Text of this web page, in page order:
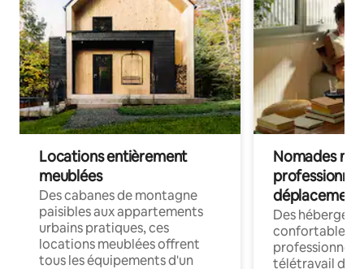
Locations entièrement
meublées
Des cabanes de montagne
paisibles aux appartements
urbains pratiques, ces
locations meublées offrent
tous les équipements d'un
Nomades
déplacement
Des
confortables
professionnels
télétravail